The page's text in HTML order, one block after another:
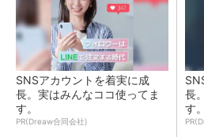
SNSアカウントを着実に成
長。実はみんなココ使ってま
す。
PR(Dreaw合同会社)
長
す。